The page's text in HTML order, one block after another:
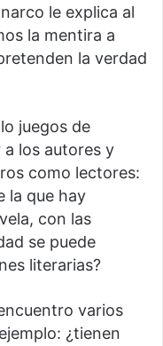
le explica al
la mentira a
la verdad
juegos de
los autores y
como lectores:
la que hay
con las
se puede
literarias?
varios
¿tienen